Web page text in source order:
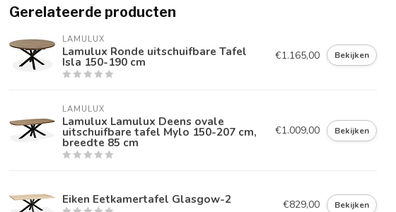
Gerelateerde producten
LAMULUX
Lamulux Ronde uitschuifbare Tafel
Isla 150-190 cm €1.165,00 Bekijken
LAMULUX
Lamulux Lamulux Deens ovale
uitschuifbare tafel Mylo 150-207 cm,
breedte 85 cm
€1.009,00 Bekijken
Eiken Eetkamertafel Glasgow-2 €829,00 Bekijken